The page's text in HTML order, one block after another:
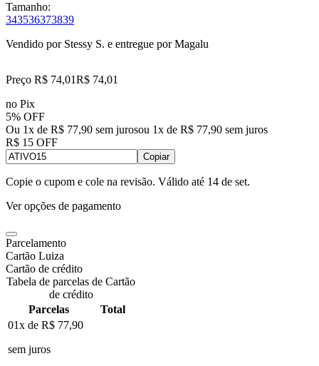
Tamanho:
343536373839
Vendido por Stessy S. e entregue por Magalu
Preço R$ 74,01R$ 74,01
no Pix
5% OFF
Ou 1x de R$ 77,90 sem jurosou 1x de R$ 77,90 sem juros
R$ 15 OFF
Copiar
Copie o cupom e cole na revisão. Válido até 14 de set.
Ver opções de pagamento
Parcelamento
Cartão Luiza
Cartão de crédito
Tabela de parcelas de Cartão
de crédito
Parcelas
Total
01x de R$ 77,90
sem juros